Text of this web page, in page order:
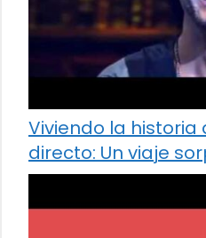
Viviendo la historia
directo: Un viaje